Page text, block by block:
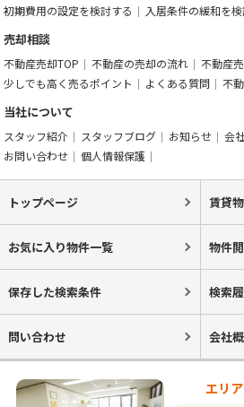
初期費用の設定を検討する
入居条件の緩和を
売却相談
不動産売却TOP 不動産の売却の流れ
不動産
少しでも高く売るポイント
よくある質問 不
当社について
スタッフ紹介 スタッフブログ お知らせ 会
お問い合わせ
個人情報保護
トップページ 賃貸
お気に入り物件一覧 物件
保存した検索条件 検索
問い合わせ 会社
エリ